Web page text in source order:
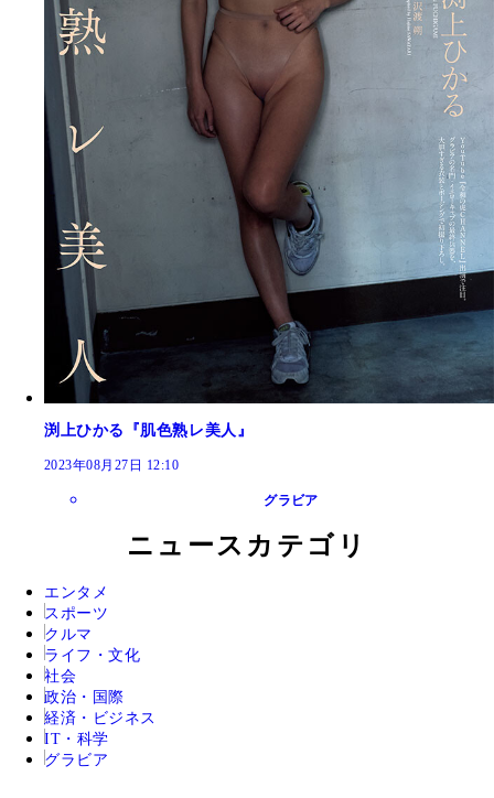
渕上ひかる『肌色熟レ美人』
2023年08月27日 12:10
グラビア
ニュースカテゴリ
エンタメ
スポーツ
クルマ
ライフ・文化
社会
政治・国際
経済・ビジネス
IT・科学
グラビア